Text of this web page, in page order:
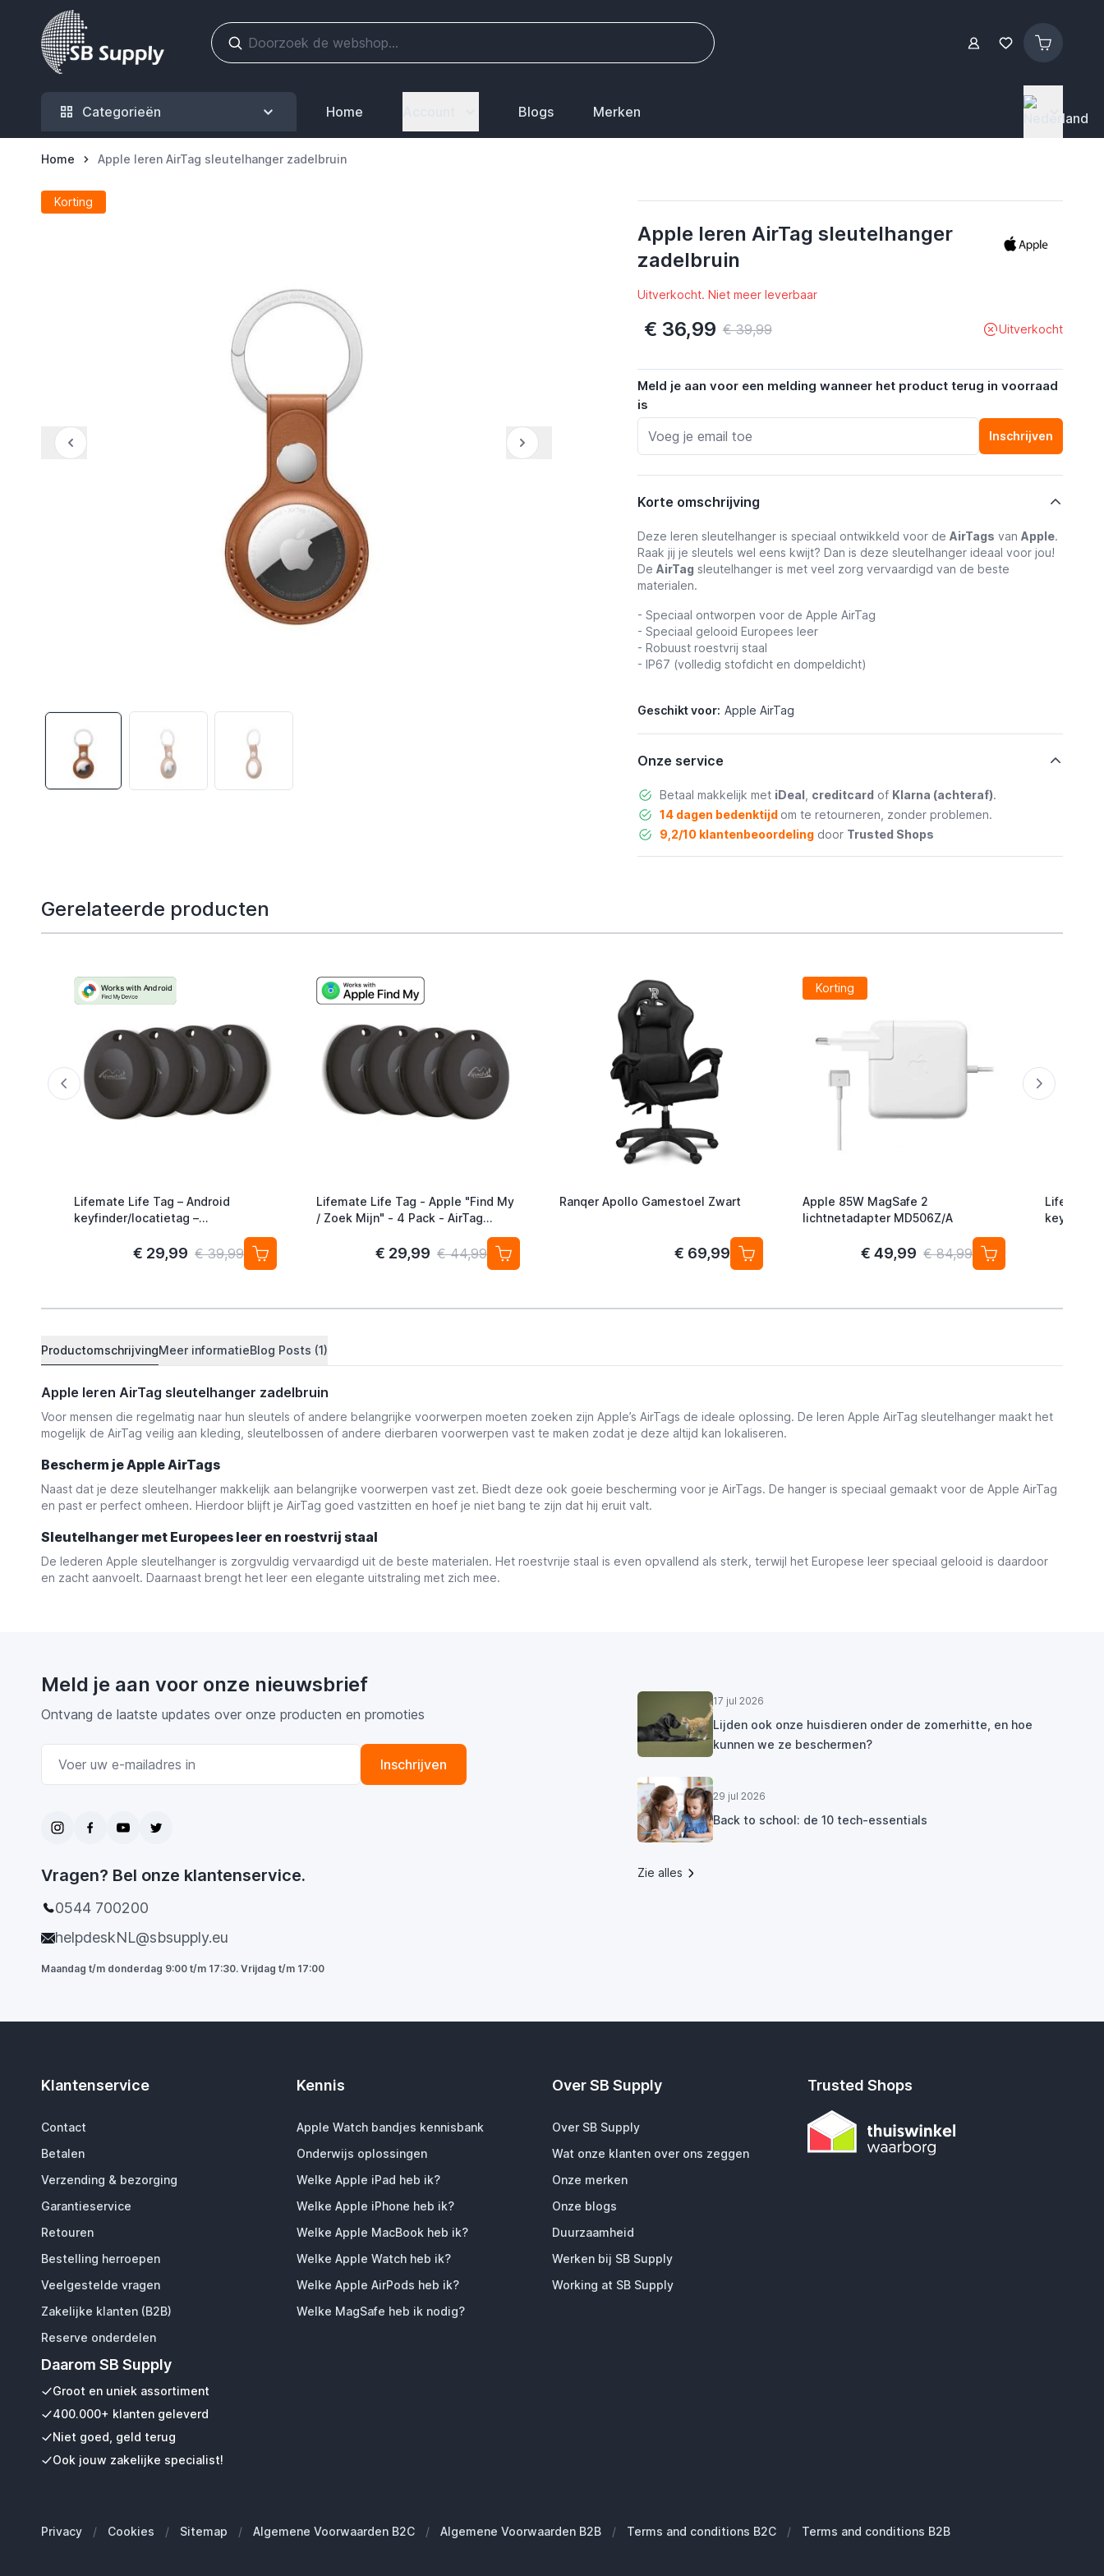
Ga naar de inhoud
Categorieën Home Blogs Merken
Home Apple leren AirTag sleutelhanger zadelbruin
Korting
Apple leren AirTag sleutelhanger
zadelbruin
Uitverkocht. Niet meer leverbaar
€ 36,99 € 39,99 Uitverkocht
Meld je aan voor een melding wanneer het product terug in voorraad
is
Inschrijven
Korte omschrijving
Deze leren sleutelhanger is speciaal ontwikkeld voor de AirTags van Apple.
Raak jij je sleutels wel eens kwijt? Dan is deze sleutelhanger ideaal voor jou!
De AirTag sleutelhanger is met veel zorg vervaardigd van de beste
materialen.
- Speciaal ontworpen voor de Apple AirTag
- Speciaal gelooid Europees leer
- Robuust roestvrij staal
- IP67 (volledig stofdicht en dompeldicht)
Geschikt voor: Apple AirTag
Onze service
Betaal makkelijk met iDeal creditcard of Klarna (achteraf).
14 dagen bedenktijd om te retourneren, zonder problemen.
9,2/10 klantenbeoordelingdoor Trusted Shops
Gerelateerde producten
Lifemate Life Tag – Android
keyfinder/locatietag –
Android/Google Find My Device –
€ 29,99 € 39,99
Lifemate Life Tag - Apple "Find My
/ Zoek Mijn" - 4 Pack - AirTag
€ 29,99 € 44,99
Ranqer Apollo Gamestoel Zwart
€ 69,99
Korting
Apple 85W MagSafe 2
lichtnetadapter MD506Z/A
€ 49,99 € 84,99
Lifemate
ProductomschrijvingMeer informatieBlog Posts (1)
Apple leren AirTag sleutelhanger zadelbruin
Voor mensen die regelmatig naar hun sleutels of andere belangrijke voorwerpen moeten zoeken zijn Apple’s AirTags de ideale oplossing. De leren Apple AirTag sleutelhanger maakt het
mogelijk de AirTag veilig aan kleding, sleutelbossen of andere dierbaren voorwerpen vast te maken zodat je deze altijd kan lokaliseren.
Bescherm je Apple AirTags
Naast dat je deze sleutelhanger makkelijk aan belangrijke voorwerpen vast zet. Biedt deze ook goeie bescherming voor je AirTags. De hanger is speciaal gemaakt voor de Apple AirTag
en past er perfect omheen. Hierdoor blijft je AirTag goed vastzitten en hoef je niet bang te zijn dat hij eruit valt.
Sleutelhanger met Europees leer en roestvrij staal
De lederen Apple sleutelhanger is zorgvuldig vervaardigd uit de beste materialen. Het roestvrije staal is even opvallend als sterk, terwijl het Europese leer speciaal gelooid is daardoor
en zacht aanvoelt. Daarnaast brengt het leer een elegante uitstraling met zich mee.
Meld je aan voor onze nieuwsbrief
Ontvang de laatste updates over onze producten en promoties
Inschrijven
Vragen? Bel onze klantenservice.
0544 700200
helpdeskNL@sbsupply.eu
Maandag t/m donderdag 9:00 t/m 17:30. Vrijdag t/m 17:00
17 jul 2026
Lijden ook onze huisdieren onder de zomerhitte, en hoe
kunnen we ze beschermen?
29 jul 2026
Back to school: de 10 tech-essentials
Zie alles
Klantenservice
Contact
Betalen
Verzending & bezorging
Garantieservice
Retouren
Bestelling herroepen
Veelgestelde vragen
Zakelijke klanten (B2B)
Reserve onderdelen
Daarom SB Supply
Groot en uniek assortiment
400.000+ klanten geleverd
Niet goed, geld terug
Ook jouw zakelijke specialist!
Kennis
Apple Watch bandjes kennisbank
Onderwijs oplossingen
Welke Apple iPad heb ik?
Welke Apple iPhone heb ik?
Welke Apple MacBook heb ik?
Welke Apple Watch heb ik?
Welke Apple AirPods heb ik?
Welke MagSafe heb ik nodig?
Over SB Supply
Over SB Supply
Wat onze klanten over ons zeggen
Onze merken
Onze blogs
Duurzaamheid
Werken bij SB Supply
Working at SB Supply
Trusted Shops
Privacy / Cookies / Sitemap / Algemene Voorwaarden B2C / Algemene Voorwaarden B2B / Terms and conditions B2C / Terms and conditions B2B